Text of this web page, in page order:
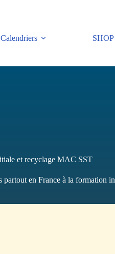
Calendriers SHOP
et recyclage MAC SST
en France à la formation